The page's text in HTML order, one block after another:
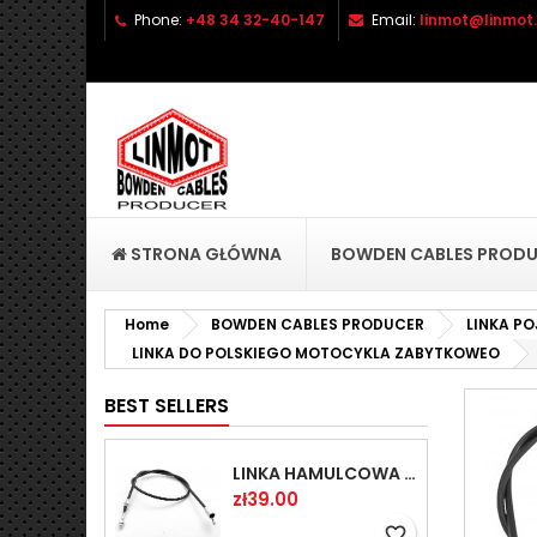
Phone: +48 34 32-40-147 Email:
STRONA GŁÓWNA BOWDEN CABLES
Home BOWDEN CABLES PRODUCER LINKA
LINKA DO POLSKIEGO MOTOCYKLA ZABYTKOWEO
BEST SELLERS
LINKA HAMULCOWA PRZYCZEPY KNOTT 1440/1230 33921-1.14
Price
zł39.00